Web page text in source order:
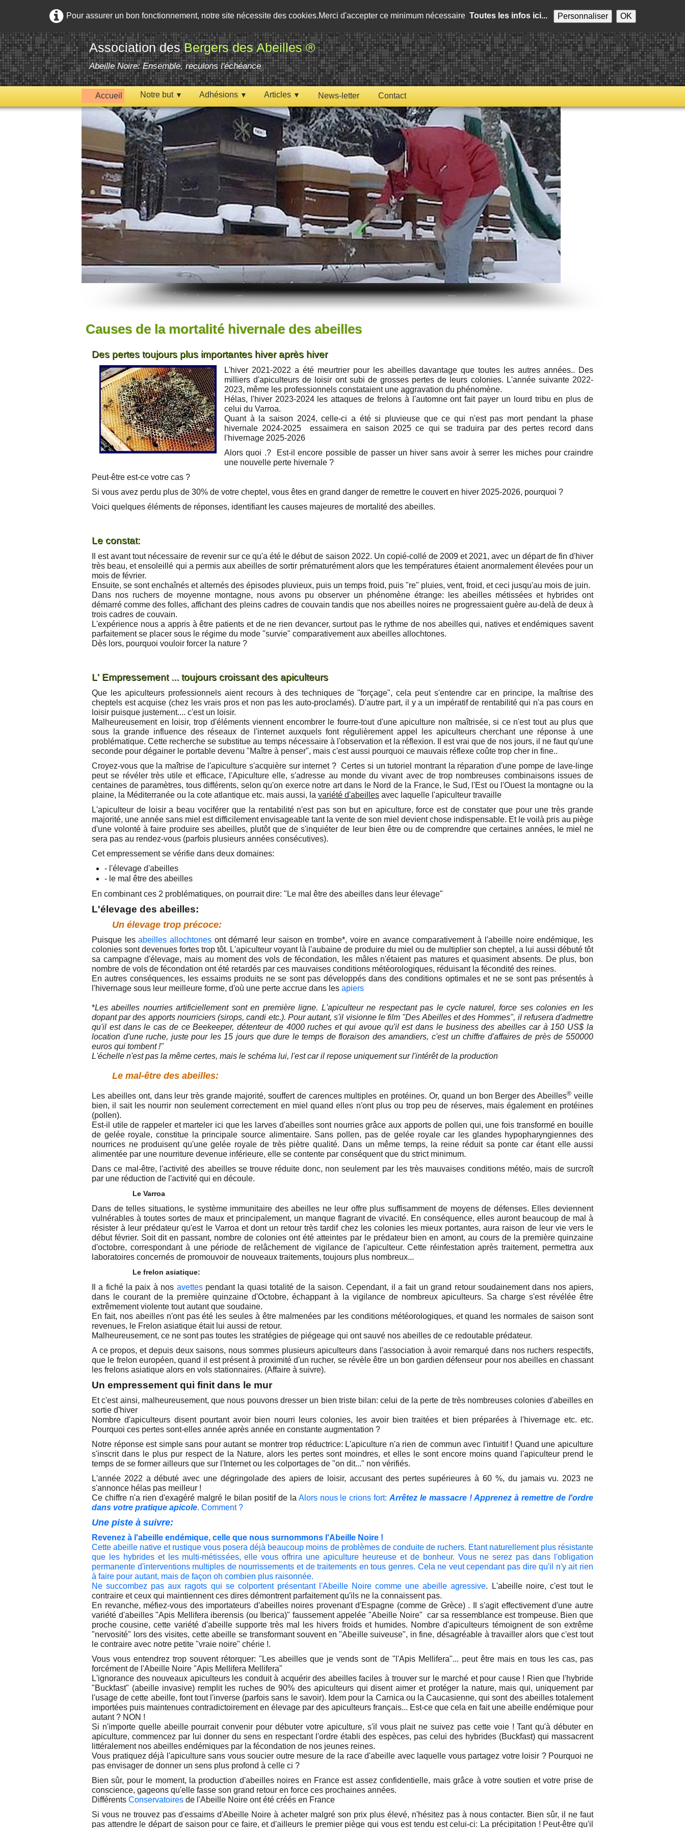
Pour assurer un bon fonctionnement, notre site nécessite des cookies.Merci d'accepter ce minimum nécessaire Toutes les infos ici... Personnaliser OK
Association desBergers des Abeilles ®
Abeille Noire: Ensemble, reculons l'échéance
Accueil Notre but ▼ Adhésions ▼ Articles ▼ News-letter Contact
Causes de la mortalité hivernale des abeilles
Des pertes toujours plus importantes hiver après hiver
L'hiver 2021-2022 a été meurtrier pour les abeilles davantage que toutes les autres années.. Des
milliers d'apiculteurs de loisir ont subi de grosses pertes de leurs colonies. L'année suivante 2022-
2023, même les professionnels constataient une aggravation du phénomène.
Hélas, l'hiver 2023-2024 les attaques de frelons à l'automne ont fait payer un lourd tribu en plus de
celui du Varroa.
Quant à la saison 2024, celle-ci a été si pluvieuse que ce qui n'est pas mort pendant la phase
hivernale 2024-2025 essaimera en saison 2025 ce qui se traduira par des pertes record dans
l'hivernage 2025-2026
Alors quoi .? Est-il encore possible de passer un hiver sans avoir à serrer les miches pour craindre
une nouvelle perte hivernale ?
Peut-être est-ce votre cas ?
Si vous avez perdu plus de 30% de votre cheptel, vous êtes en grand danger de remettre le couvert en hiver 2025-2026, pourquoi ?
Voici quelques éléments de réponses, identifiant les causes majeures de mortalité des abeilles.
Le constat:
Il est avant tout nécessaire de revenir sur ce qu'a été le début de saison 2022. Un copié-collé de 2009 et 2021, avec un départ de fin d'hiver
très beau, et ensoleillé qui a permis aux abeilles de sortir prématurément alors que les températures étaient anormalement élevées pour un
mois de février.
Ensuite, se sont enchaînés et alternés des épisodes pluvieux, puis un temps froid, puis "re" pluies, vent, froid, et ceci jusqu'au mois de juin.
Dans nos ruchers de moyenne montagne, nous avons pu observer un phénomène étrange: les abeilles métissées et hybrides ont
démarré comme des folles, affichant des pleins cadres de couvain tandis que nos abeilles noires ne progressaient guère au-delà de deux à
trois cadres de couvain.
L'expérience nous a appris à être patients et de ne rien devancer, surtout pas le rythme de nos abeilles qui, natives et endémiques savent
parfaitement se placer sous le régime du mode "survie" comparativement aux abeilles allochtones.
Dès lors, pourquoi vouloir forcer la nature ?
L' Empressement ... toujours croissant des apiculteurs
Que les apiculteurs professionnels aient recours à des techniques de "forçage", cela peut s'entendre car en principe, la maîtrise des
cheptels est acquise (chez les vrais pros et non pas les auto-proclamés). D'autre part, il y a un impératif de rentabilité qui n'a pas cours en
loisir puisque justement.... c'est un loisir.
Malheureusement en loisir, trop d'éléments viennent encombrer le fourre-tout d'une apiculture non maîtrisée, si ce n'est tout au plus que
sous la grande influence des réseaux de l'internet auxquels font régulièrement appel les apiculteurs cherchant une réponse à une
problématique. Cette recherche se substitue au temps nécessaire à l'observation et la réflexion. Il est vrai que de nos jours, il ne faut qu'une
seconde pour dégainer le portable devenu "Maître à penser", mais c'est aussi pourquoi ce mauvais réflexe coûte trop cher in fine..
Croyez-vous que la maîtrise de l'apiculture s'acquière sur internet ? Certes si un tutoriel montrant la réparation d'une pompe de lave-linge
peut se révéler très utile et efficace, l'Apiculture elle, s'adresse au monde du vivant avec de trop nombreuses combinaisons issues de
centaines de paramètres, tous différents, selon qu'on exerce notre art dans le Nord de la France, le Sud, l'Est ou l'Ouest la montagne ou la
plaine, la Méditerranée ou la cote atlantique etc. mais aussi, la variété d'abeilles avec laquelle l'apiculteur travaille
L'apiculteur de loisir a beau vociférer que la rentabilité n'est pas son but en apiculture, force est de constater que pour une très grande
majorité, une année sans miel est difficilement envisageable tant la vente de son miel devient chose indispensable. Et le voilà pris au piège
d'une volonté à faire produire ses abeilles, plutôt que de s'inquiéter de leur bien être ou de comprendre que certaines années, le miel ne
sera pas au rendez-vous (parfois plusieurs années consécutives).
Cet empressement se vérifie dans deux domaines:
- l'élevage d'abeilles
- le mal être des abeilles
En combinant ces 2 problématiques, on pourrait dire: "Le mal être des abeilles dans leur élevage"
L'élevage des abeilles:
Un élevage trop précoce:
Puisque lesabeilles allochtones ont démarré leur saison en trombe*, voire en avance comparativement à l'abeille noire endémique, les
colonies sont devenues fortes trop tôt. L'apiculteur voyant là l'aubaine de produire du miel ou de multiplier son cheptel, a lui aussi débuté tôt
sa campagne d'élevage, mais au moment des vols de fécondation, les mâles n'étaient pas matures et quasiment absents. De plus, bon
nombre de vols de fécondation ont été retardés par ces mauvaises conditions météorologiques, réduisant la fécondité des reines.
En autres conséquences, les essaims produits ne se sont pas développés dans des conditions optimales et ne se sont pas présentés à
l'hivernage sous leur meilleure forme, d'où une perte accrue dans les apiers
*Les abeilles nourries artificiellement sont en première ligne. L'apiculteur ne respectant pas le cycle naturel, force ses colonies en les
dopant par des apports nourriciers (sirops, candi etc.). Pour autant, s'il visionne le film "Des Abeilles et des Hommes", il refusera d'admettre
qu'il est dans le cas de ce Beekeeper, détenteur de 4000 ruches et qui avoue qu'il est dans le business des abeilles car à 150 US$ la
location d'une ruche, juste pour les 15 jours que dure le temps de floraison des amandiers, c'est un chiffre d'affaires de près de 550000
euros qui tombent !"
L'échelle n'est pas la même certes, mais le schéma lui, l'est car il repose uniquement sur l'intérêt de la production
Le mal-être des abeilles:
Les abeilles ont, dans leur très grande majorité, souffert de carences multiples en protéines. Or, quand un bon Berger des Abeilles® veille
bien, il sait les nourrir non seulement correctement en miel quand elles n'ont plus ou trop peu de réserves, mais également en protéines
(pollen).
Est-il utile de rappeler et marteler ici que les larves d'abeilles sont nourries grâce aux apports de pollen qui, une fois transformé en bouille
de gelée royale, constitue la principale source alimentaire. Sans pollen, pas de gelée royale car les glandes hypopharyngiennes des
nourrices ne produisent qu'une gelée royale de très piètre qualité. Dans un même temps, la reine réduit sa ponte car étant elle aussi
alimentée par une nourriture devenue inférieure, elle se contente par conséquent que du strict minimum.
Dans ce mal-être, l'activité des abeilles se trouve réduite donc, non seulement par les très mauvaises conditions météo, mais de surcroît
par une réduction de l'activité qui en découle.
Le Varroa
Dans de telles situations, le système immunitaire des abeilles ne leur offre plus suffisamment de moyens de défenses. Elles deviennent
vulnérables à toutes sortes de maux et principalement, un manque flagrant de vivacité. En conséquence, elles auront beaucoup de mal à
résister à leur prédateur qu'est le Varroa et dont un retour très tardif chez les colonies les mieux portantes, aura raison de leur vie vers le
début février. Soit dit en passant, nombre de colonies ont été atteintes par le prédateur bien en amont, au cours de la première quinzaine
d'octobre, correspondant à une période de relâchement de vigilance de l'apiculteur. Cette réinfestation après traitement, permettra aux
laboratoires concernés de promouvoir de nouveaux traitements, toujours plus nombreux...
Le frelon asiatique:
Il a fiché la paix à nos avettespendant la quasi totalité de la saison. Cependant, il a fait un grand retour soudainement dans nos apiers,
dans le courant de la première quinzaine d'Octobre, échappant à la vigilance de nombreux apiculteurs. Sa charge s'est révélée être
extrêmement violente tout autant que soudaine.
En fait, nos abeilles n'ont pas été les seules à être malmenées par les conditions météorologiques, et quand les normales de saison sont
revenues, le Frelon asiatique était lui aussi de retour.
Malheureusement, ce ne sont pas toutes les stratégies de piégeage qui ont sauvé nos abeilles de ce redoutable prédateur.
A ce propos, et depuis deux saisons, nous sommes plusieurs apiculteurs dans l'association à avoir remarqué dans nos ruchers respectifs,
que le frelon européen, quand il est présent à proximité d'un rucher, se révèle être un bon gardien défenseur pour nos abeilles en chassant
les frelons asiatique alors en vols stationnaires. (Affaire à suivre).
Un empressement qui finit dans le mur
Et c'est ainsi, malheureusement, que nous pouvons dresser un bien triste bilan: celui de la perte de très nombreuses colonies d'abeilles en
sortie d'hiver
Nombre d'apiculteurs disent pourtant avoir bien nourri leurs colonies, les avoir bien traitées et bien préparées à l'hivernage etc. etc.
Pourquoi ces pertes sont-elles année après année en constante augmentation ?
Notre réponse est simple sans pour autant se montrer trop réductrice: L'apiculture n'a rien de commun avec l'intuitif ! Quand une apiculture
s'inscrit dans le plus pur respect de la Nature, alors les pertes sont moindres, et elles le sont encore moins quand l'apiculteur prend le
temps de se former ailleurs que sur l'Internet ou les colportages de "on dit..." non vérifiés.
L'année 2022 a débuté avec une dégringolade des apiers de loisir, accusant des pertes supérieures à 60 %, du jamais vu. 2023 ne
s'annonce hélas pas meilleur !
Ce chiffre n'a rien d'exagéré malgré le bilan positif de la Alors nous le crions fort:Arrêtez le massacre ! Apprenez à remettre de l'ordre
dans votre pratique apicole. Comment ?
Une piste à suivre:
Revenez à l'abeille endémique, celle que nous surnommons l'Abeille Noire !
Cette abeille native et rustique vous posera déjà beaucoup moins de problèmes de conduite de ruchers. Etant naturellement plus résistante
que les hybrides et les multi-métissées, elle vous offrira une apiculture heureuse et de bonheur. Vous ne serez pas dans l'obligation
permanente d'interventions multiples de nourrissements et de traitements en tous genres. Cela ne veut cependant pas dire qu'il n'y ait rien
à faire pour autant, mais de façon oh combien plus raisonnée.
Ne succombez pas aux ragots qui se colportent présentant l'Abeille Noire comme uneabeille agressive. L'abeille noire, c'est tout le
contraire et ceux qui maintiennent ces dires démontrent parfaitement qu'ils ne la connaissent pas.
En revanche, méfiez-vous des importateurs d'abeilles noires provenant d'Espagne (comme de Grèce) . Il s'agit effectivement d'une autre
variété d'abeilles "Apis Mellifera iberensis (ou Iberica)" faussement appelée "Abeille Noire" car sa ressemblance est trompeuse. Bien que
proche cousine, cette variété d'abeille supporte très mal les hivers froids et humides. Nombre d'apiculteurs témoignent de son extrême
"nervosité" lors des visites, cette abeille se transformant souvent en "Abeille suiveuse", in fine, désagréable à travailler alors que c'est tout
le contraire avec notre petite "vraie noire" chérie !.
Vous vous entendrez trop souvent rétorquer: "Les abeilles que je vends sont de "l'Apis Mellifera"... peut être mais en tous les cas, pas
forcément de l'Abeille Noire "Apis Mellifera Mellifera"
L'ignorance des nouveaux apiculteurs les conduit à acquérir des abeilles faciles à trouver sur le marché et pour cause ! Rien que l'hybride
"Buckfast" (abeille invasive) remplit les ruches de 90% des apiculteurs qui disent aimer et protéger la nature, mais qui, uniquement par
l'usage de cette abeille, font tout l'inverse (parfois sans le savoir). Idem pour la Carnica ou la Caucasienne, qui sont des abeilles totalement
importées puis maintenues contradictoirement en élevage par des apiculteurs français... Est-ce que cela en fait une abeille endémique pour
autant ? NON !
Si n'importe quelle abeille pourrait convenir pour débuter votre apiculture, s'il vous plait ne suivez pas cette voie ! Tant qu'à débuter en
apiculture, commencez par lui donner du sens en respectant l'ordre établi des espèces, pas celui des hybrides (Buckfast) qui massacrent
littéralement nos abeilles endémiques par la fécondation de nos jeunes reines.
Vous pratiquez déjà l'apiculture sans vous soucier outre mesure de la race d'abeille avec laquelle vous partagez votre loisir ? Pourquoi ne
pas envisager de donner un sens plus profond à celle ci ?
Bien sûr, pour le moment, la production d'abeilles noires en France est assez confidentielle, mais grâce à votre soutien et votre prise de
conscience, gageons qu'elle fasse son grand retour en force ces prochaines années.
Différents Conservatoires de l'Abeille Noire ont été créés en France
Si vous ne trouvez pas d'essaims d'Abeille Noire à acheter malgré son prix plus élevé, n'hésitez pas à nous contacter. Bien sûr, il ne faut
pas attendre le départ de saison pour ce faire, et d'ailleurs le premier piège qui vous est tendu est celui-ci: La précipitation ! Peut-être qu'il